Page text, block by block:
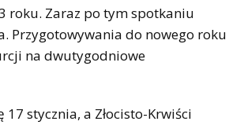
roku. Zaraz po tym spotkaniu
Przygotowywania do nowego roku
na dwutygodniowe
stycznia, a Złocisto-Krwiści